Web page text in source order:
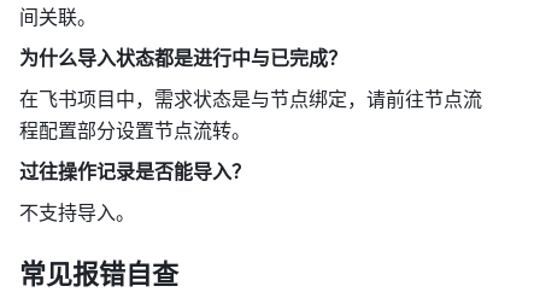
间关联。
为什么导入状态都是进行中与已完成？
在飞书项目中，需求状态是与节点绑定，请前往节点流
程配置部分设置节点流转。
过往操作记录是否能导入？
不支持导入。
常见报错自查